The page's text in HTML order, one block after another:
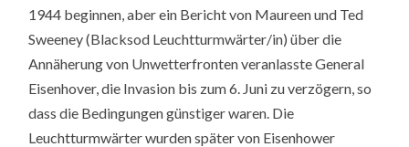
1944 beginnen, aber ein Bericht von Maureen und Ted
Sweeney (Blacksod Leuchtturmwärter/in) über die
Annäherung von Unwetterfronten veranlasste General
Eisenhover, die Invasion bis zum 6. Juni zu verzögern, so
dass die Bedingungen günstiger waren. Die
Leuchtturmwärter wurden später von Eisenhower